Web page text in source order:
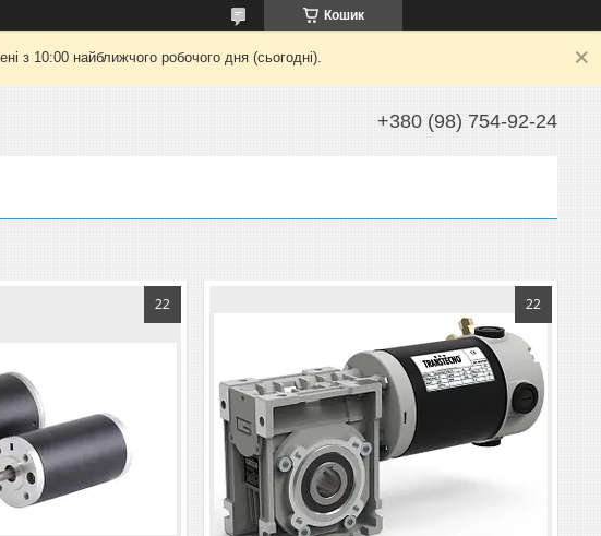
Кошик
з 10:00 найближчого робочого дня (сьогодні).
+380 (98) 754-92-24
22 22